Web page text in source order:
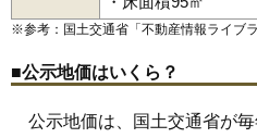
※参考：国土交通省「 不動産情報ライブ
■公示地価はいくら？
公示地価は、国土交通省が